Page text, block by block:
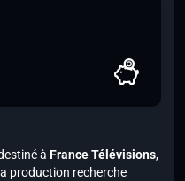
à France Télévisions,
production recherche